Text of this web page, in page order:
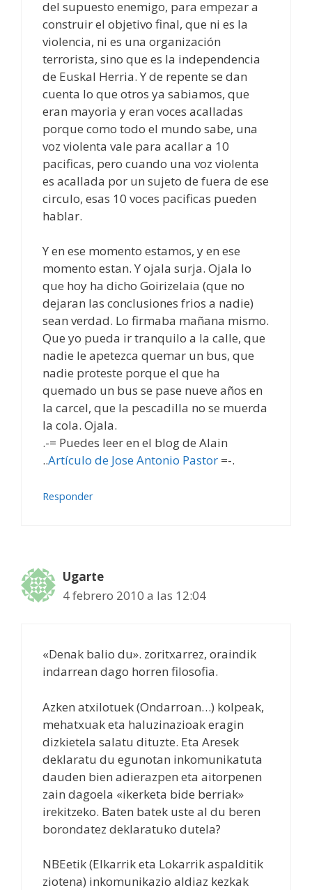
del supuesto enemigo, para empezar a
construir el objetivo final, que ni es la
violencia, ni es una organización
terrorista, sino que es la independencia
de Euskal Herria. Y de repente se dan
cuenta lo que otros ya sabiamos, que
eran mayoria y eran voces acalladas
porque como todo el mundo sabe, una
voz violenta vale para acallar a 10
pacificas, pero cuando una voz violenta
es acallada por un sujeto de fuera de ese
circulo, esas 10 voces pacificas pueden
hablar.
Y en ese momento estamos, y en ese
momento estan. Y ojala surja. Ojala lo
que hoy ha dicho Goirizelaia (que no
dejaran las conclusiones frios a nadie)
sean verdad. Lo firmaba mañana mismo.
Que yo pueda ir tranquilo a la calle, que
nadie le apetezca quemar un bus, que
nadie proteste porque el que ha
quemado un bus se pase nueve años en
la carcel, que la pescadilla no se muerda
la cola. Ojala.
.-= Puedes leer en el blog de Alain
..Artículo de Jose Antonio Pastor =-.
Responder
Ugarte
4 febrero 2010 a las 12:04
«Denak balio du». zoritxarrez, oraindik
indarrean dago horren filosofia.
Azken atxilotuek (Ondarroan…) kolpeak,
mehatxuak eta haluzinazioak eragin
dizkietela salatu dituzte. Eta Aresek
deklaratu du egunotan inkomunikatuta
dauden bien adierazpen eta aitorpenen
zain dagoela «ikerketa bide berriak»
irekitzeko. Baten batek uste al du beren
borondatez deklaratuko dutela?
NBEetik (Elkarrik eta Lokarrik aspalditik
ziotena) inkomunikazio aldiaz kezkak